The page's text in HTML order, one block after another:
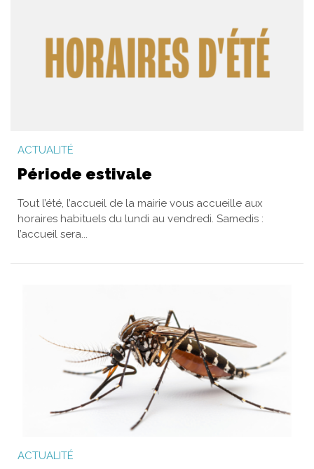
ACTUALITÉ
Période estivale
Tout l’été, l’accueil de la mairie vous accueille aux
horaires habituels du lundi au vendredi. Samedis :
l’accueil sera...
ACTUALITÉ